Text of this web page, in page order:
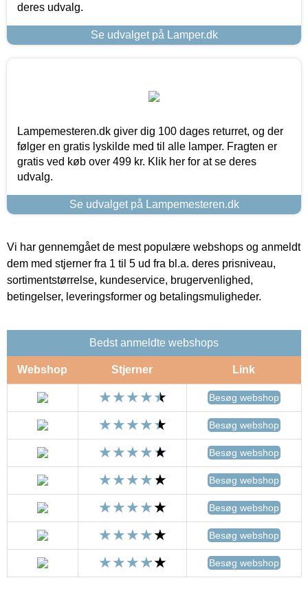
deres udvalg.
Se udvalget på Lamper.dk
Lampemesteren.dk giver dig 100 dages returret, og der
følger en gratis lyskilde med til alle lamper. Fragten er
gratis ved køb over 499 kr. Klik her for at se deres
udvalg.
Se udvalget på Lampemesteren.dk
Vi har gennemgået de mest populære webshops og anmeldt
dem med stjerner fra 1 til 5 ud fra bl.a. deres prisniveau,
sortimentstørrelse, kundeservice, brugervenlighed,
betingelser, leveringsformer og betalingsmuligheder.
Bedst anmeldte webshops
Webshop Stjerner Link
Besøg webshop
Besøg webshop
Besøg webshop
Besøg webshop
Besøg webshop
Besøg webshop
Besøg webshop